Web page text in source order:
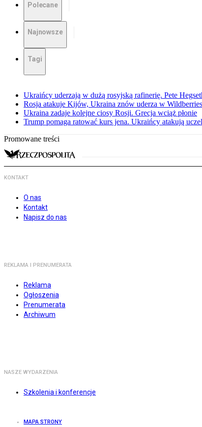
Polecane
Najnowsze
Tagi
Ukraińcy uderzają w dużą rosyjską rafinerię. Pete
Rosja atakuje Kijów, Ukraina znów uderza w
Ukraina zadaje kolejne ciosy Rosji. Grecja wciąż płonie
Trump pomaga ratować kurs jena. Ukraińcy atakują
Promowane treści
KONTAKT
O nas
Kontakt
Napisz do nas
REKLAMA I PRENUMERATA
Reklama
Ogłoszenia
Prenumerata
Archiwum
NASZE WYDARZENIA
Szkolenia i konferencje
MAPA STRONY